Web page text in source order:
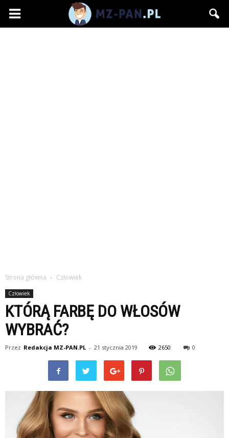
mz-
Strona główna Człowiek
Człowiek
KTÓRĄ FARBĘ DO WŁOSÓW
WYBRAĆ?
Przez Redakcja MZ-PAN.PL - 21 stycznia 2019 2650 0